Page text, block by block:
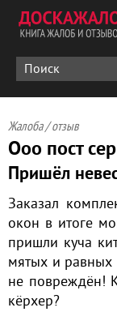
Жалоба / отзыв
Ооо пост
Пришёл
Заказал
окон в итоге
пришли куча
мятых и равных
не повреждён!
кёрхер?